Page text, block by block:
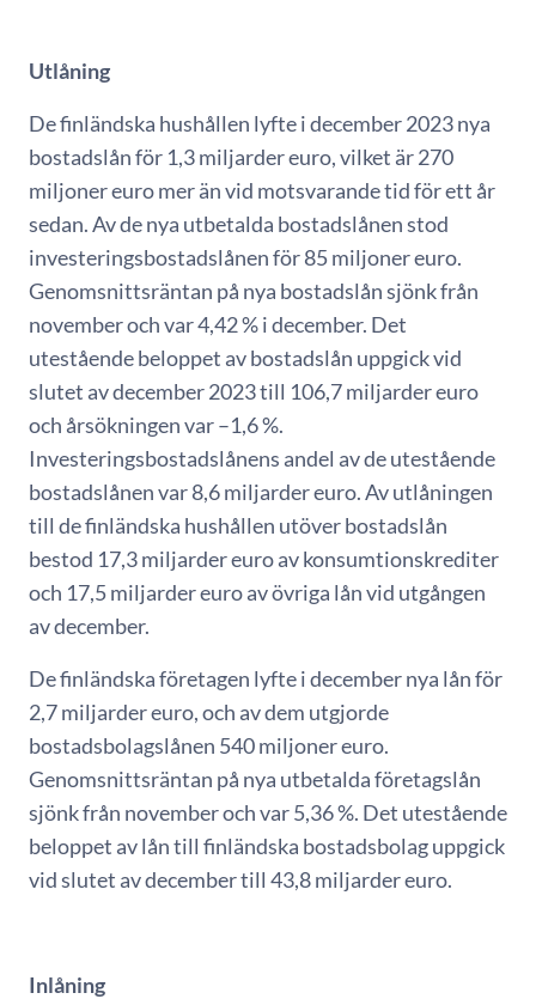
Utlåning
De finländska hushållen lyfte i december 2023 nya
bostadslån för 1,3 miljarder euro, vilket är 270
miljoner euro mer än vid motsvarande tid för ett år
sedan. Av de nya utbetalda bostadslånen stod
investeringsbostadslånen för 85 miljoner euro.
Genomsnittsräntan på nya bostadslån sjönk från
november och var 4,42 % i december. Det
utestående beloppet av bostadslån uppgick vid
slutet av december 2023 till 106,7 miljarder euro
och årsökningen var –1,6 %.
Investeringsbostadslånens andel av de utestående
bostadslånen var 8,6 miljarder euro. Av utlåningen
till de finländska hushållen utöver bostadslån
bestod 17,3 miljarder euro av konsumtionskrediter
och 17,5 miljarder euro av övriga lån vid utgången
av december.
De finländska företagen lyfte i december nya lån för
2,7 miljarder euro, och av dem utgjorde
bostadsbolagslånen 540 miljoner euro.
Genomsnittsräntan på nya utbetalda företagslån
sjönk från november och var 5,36 %. Det utestående
beloppet av lån till finländska bostadsbolag uppgick
vid slutet av december till 43,8 miljarder euro.
Inlåning